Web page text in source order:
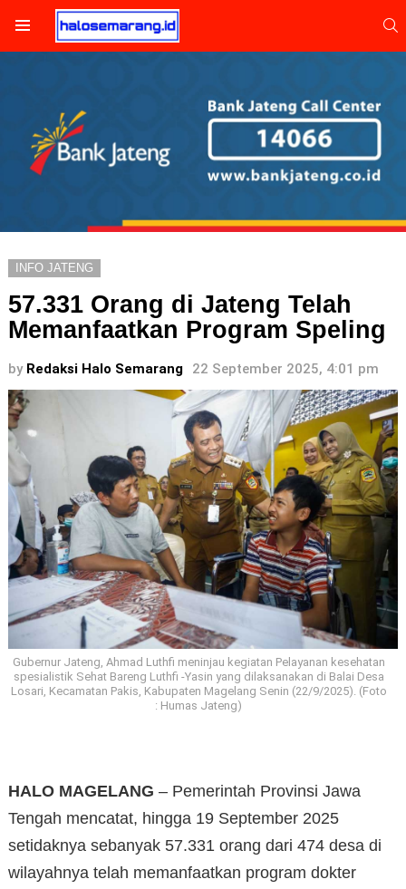
INFO JATENG
57.331 Orang di Jateng Telah
Memanfaatkan Program Speling
by Redaksi Halo Semarang 22 September 2025, 4:01 pm
Gubernur Jateng, Ahmad Luthfi meninjau kegiatan Pelayanan kesehatan
spesialistik Sehat Bareng Luthfi -Yasin yang dilaksanakan di Balai Desa
Losari, Kecamatan Pakis, Kabupaten Magelang Senin (22/9/2025). (Foto
: Humas Jateng)
HALO MAGELANG – Pemerintah Provinsi Jawa
Tengah mencatat, hingga 19 September 2025
setidaknya sebanyak 57.331 orang dari 474 desa di
wilayahnya telah memanfaatkan program dokter